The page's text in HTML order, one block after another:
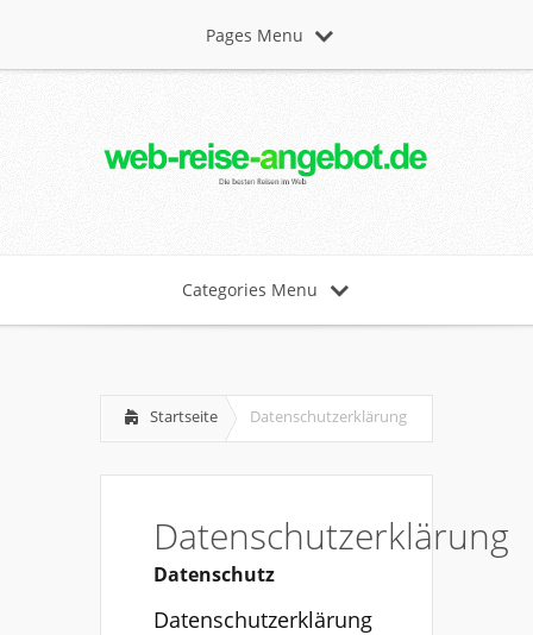
Pages Menu
Categories Menu
Startseite Datenschutzerklärung
Datenschutzerklärung
Datenschutz
Datenschutzerklärung